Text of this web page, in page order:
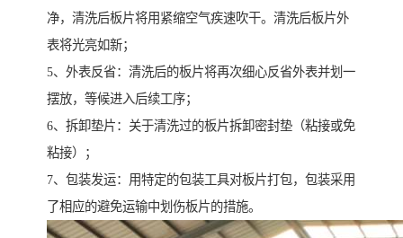
净，清洗后板片将用紧缩空气疾速吹干。清洗后板片外
表将光亮如新；
5、外表反省：清洗后的板片将再次细心反省外表并划一
摆放，等候进入后续工序；
6、拆卸垫片：关于清洗过的板片拆卸密封垫（粘接或免
粘接）；
7、包装发运：用特定的包装工具对板片打包，包装采用
了相应的避免运输中划伤板片的措施。